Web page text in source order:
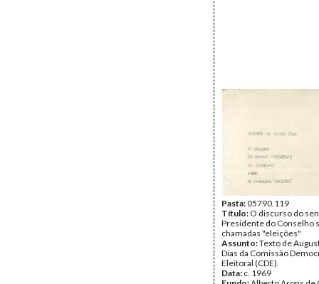
Pasta:05790.119
Título: O discurso do
Presidente do Conselho
chamadas "eleições"
Assunto:Texto de
Dias da Comissão
Eleitoral (CDE).
Data: c. 1969